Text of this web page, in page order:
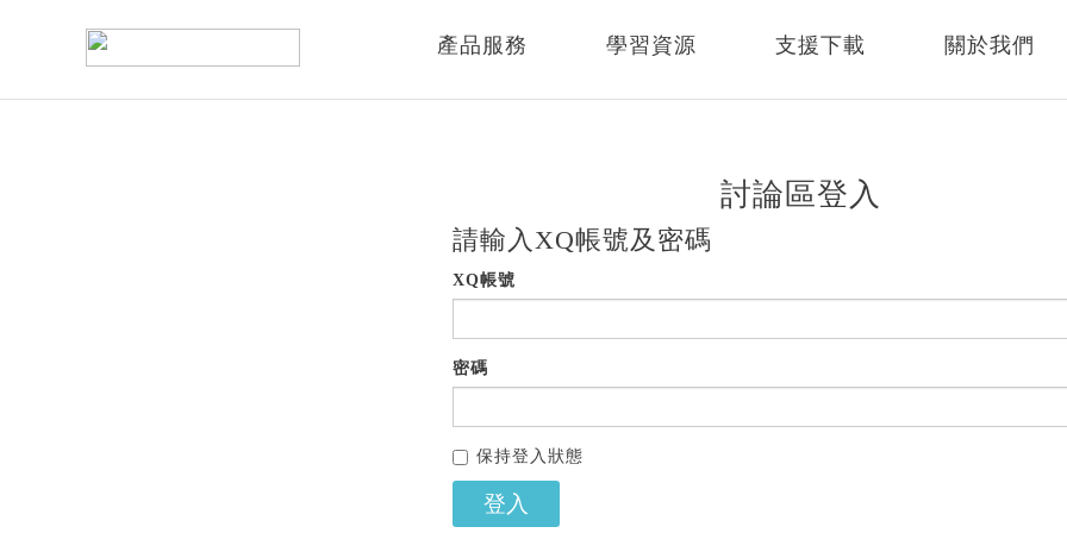
產品服務 學習資源 支援下載 關於我們
討論區登入
請輸入XQ帳號及密碼
XQ帳號
密碼
保持登入狀態
登入